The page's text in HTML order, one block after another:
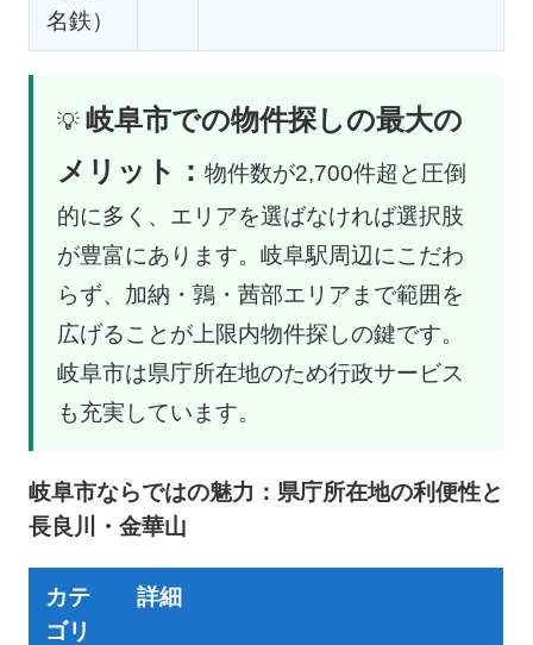
名鉄）
💡岐阜市での物件探しの最大の
メリット：物件数が2,700件超と圧倒
的に多く、エリアを選ばなければ選択肢
が豊富にあります。岐阜駅周辺にこだわ
らず、加納・鶉・茜部エリアまで範囲を
広げることが上限内物件探しの鍵です。
岐阜市は県庁所在地のため行政サービス
も充実しています。
岐阜市ならではの魅力：県庁所在地の利便性と
長良川・金華山
カテ
ゴリ
詳細